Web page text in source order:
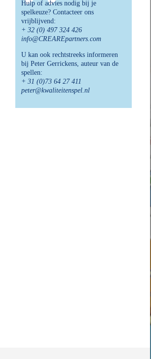
Hulp of advies nodig bij je
spelkeuze? Contacteer ons
vrijblijvend:
+ 32 (0) 497 324 426
info@CREAREpartners.com
U kan ook rechtstreeks informeren
bij Peter Gerrickens, auteur van de
spellen:
+ 31 (0)73 64 27 411
peter@kwaliteitenspel.nl